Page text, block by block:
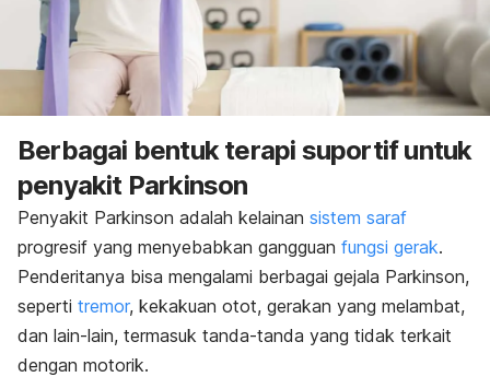
Berbagai bentuk terapi suportif untuk
penyakit Parkinson
Penyakit Parkinson adalah kelainan sistem saraf
progresif yang menyebabkan gangguan fungsi gerak.
Penderitanya bisa mengalami berbagai gejala Parkinson,
seperti tremor, kekakuan otot, gerakan yang melambat,
dan lain-lain, termasuk tanda-tanda yang tidak terkait
dengan motorik.